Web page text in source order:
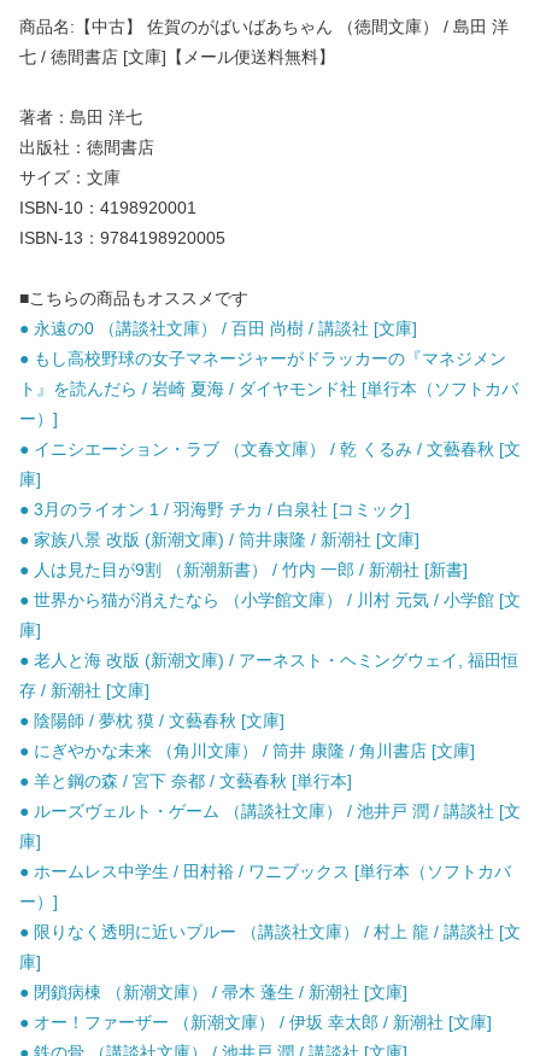
商品名:【中古】 佐賀のがばいばあちゃん （徳間文庫） / 島田 洋
七 / 徳間書店 [文庫]【メール便送料無料】
著者：島田 洋七
出版社：徳間書店
サイズ：文庫
ISBN-10：4198920001
ISBN-13：9784198920005
■こちらの商品もオススメです
● 永遠の0 （講談社文庫） / 百田 尚樹 / 講談社 [文庫]
● もし高校野球の女子マネージャーがドラッカーの『マネジメン
ト』を読んだら / 岩崎 夏海 / ダイヤモンド社 [単行本（ソフトカバ
ー）]
● イニシエーション・ラブ （文春文庫） / 乾 くるみ / 文藝春秋 [文
庫]
● 3月のライオン 1 / 羽海野 チカ / 白泉社 [コミック]
● 家族八景 改版 (新潮文庫) / 筒井康隆 / 新潮社 [文庫]
● 人は見た目が9割 （新潮新書） / 竹内 一郎 / 新潮社 [新書]
● 世界から猫が消えたなら （小学館文庫） / 川村 元気 / 小学館 [文
庫]
● 老人と海 改版 (新潮文庫) / アーネスト・ヘミングウェイ, 福田恒
存 / 新潮社 [文庫]
● 陰陽師 / 夢枕 獏 / 文藝春秋 [文庫]
● にぎやかな未来 （角川文庫） / 筒井 康隆 / 角川書店 [文庫]
● 羊と鋼の森 / 宮下 奈都 / 文藝春秋 [単行本]
● ルーズヴェルト・ゲーム （講談社文庫） / 池井戸 潤 / 講談社 [文
庫]
● ホームレス中学生 / 田村裕 / ワニブックス [単行本（ソフトカバ
ー）]
● 限りなく透明に近いブルー （講談社文庫） / 村上 龍 / 講談社 [文
庫]
● 閉鎖病棟 （新潮文庫） / 帚木 蓬生 / 新潮社 [文庫]
● オー！ファーザー （新潮文庫） / 伊坂 幸太郎 / 新潮社 [文庫]